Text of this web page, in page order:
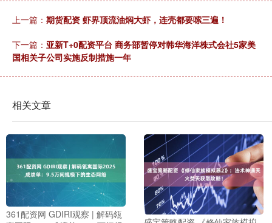
上一篇： 期货配资 虾界顶流油焖大虾，连壳都要嗦三遍！
下一篇： 亚新T+0配资平台 商务部暂停对韩华海洋株式会社5家美
国相关子公司实施反制措施一年
相关文章
361配资网 GDIRI观察 | 解码瓴